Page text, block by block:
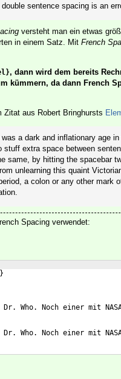
sentence spacing is an
versteht man ein etwas
in einem Satz. Mit French
, dann wird dem bereits
kümmern, da dann French
Zitat aus Robert Bringhursts
a dark and inflationary age
stuff extra space between
same, by hitting the spacebar
unlearning this quaint
a colon or any other mark
Spacing verwendet:
}
Who. Noch einer mit
Who. Noch einer mit